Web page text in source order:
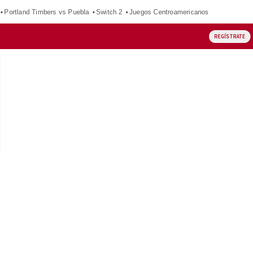
Portland Timbers vs Puebla Switch 2 Juegos Centroamericanos
REGÍSTRATE